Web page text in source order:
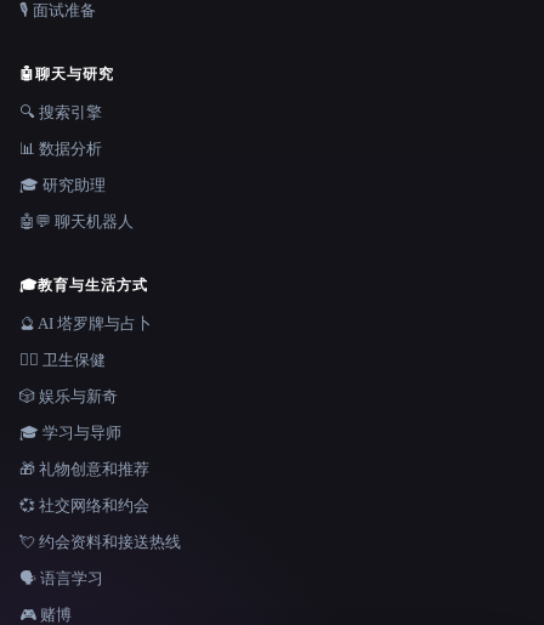
🎙️ 面试准备
🤖聊天与研究
🔍 搜索引擎
📊 数据分析
🎓 研究助理
🤖💬 聊天机器人
🎓教育与生活方式
🔮 AI 塔罗牌与占卜
👩‍⚕️ 卫生保健
🎲 娱乐与新奇
🎓 学习与导师
🎁 礼物创意和推荐
💞 社交网络和约会
💘 约会资料和接送热线
🗣️ 语言学习
🎮 赌博